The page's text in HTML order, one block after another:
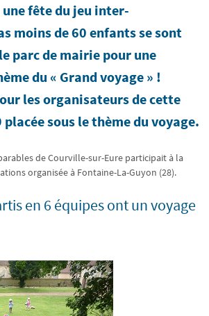
une fête du jeu inter-
moins de 60 enfants se sont
parc de mairie pour une
du « Grand voyage » !
les organisateurs de cette
sous le thème du voyage.
de Courville-sur-Eure participait à la
organisée à Fontaine-La-Guyon (28).
en 6 équipes ont un voyage